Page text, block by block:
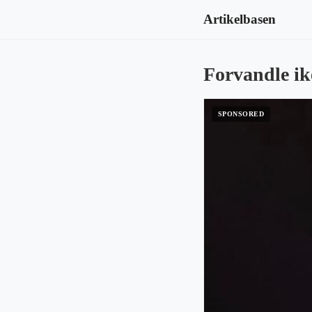
Artikelbasen
Forvandle